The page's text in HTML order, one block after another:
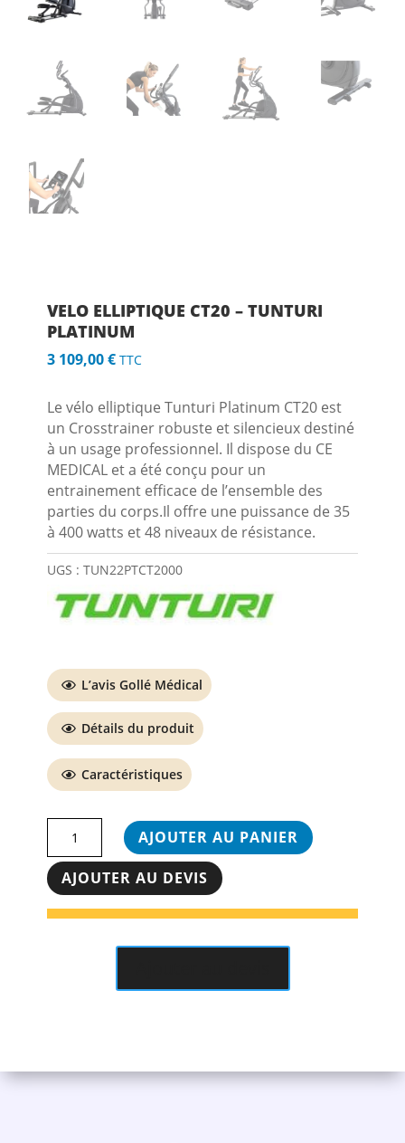
VELO ELLIPTIQUE CT20 – TUNTURI
PLATINUM
3 109,00€ TTC
Le vélo elliptique Tunturi Platinum CT20 est
un Crosstrainer robuste et silencieux destiné
à un usage professionnel. Il dispose du CE
MEDICAL et a été conçu pour un
entrainement efficace de l’ensemble des
parties du corps.Il offre une puissance de 35
à 400 watts et 48 niveaux de résistance.
UGS :TUN22PTCT2000
L’avis Gollé Médical
Détails du produit
Caractéristiques
VELO
ELLIPTIQUE
CT20
AJOUTER AU PANIER
AJOUTER AU DEVIS